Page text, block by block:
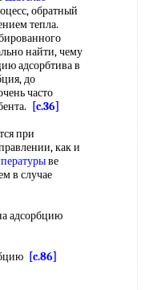
обратный
тепла.
найти, чему
адсорбтива в
до
часто
[c.36]
при
как и
ве
в случае
адсорбцию
[c.86]